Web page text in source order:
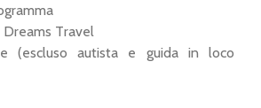
Dreams Travel
(escluso autista e guida in loco